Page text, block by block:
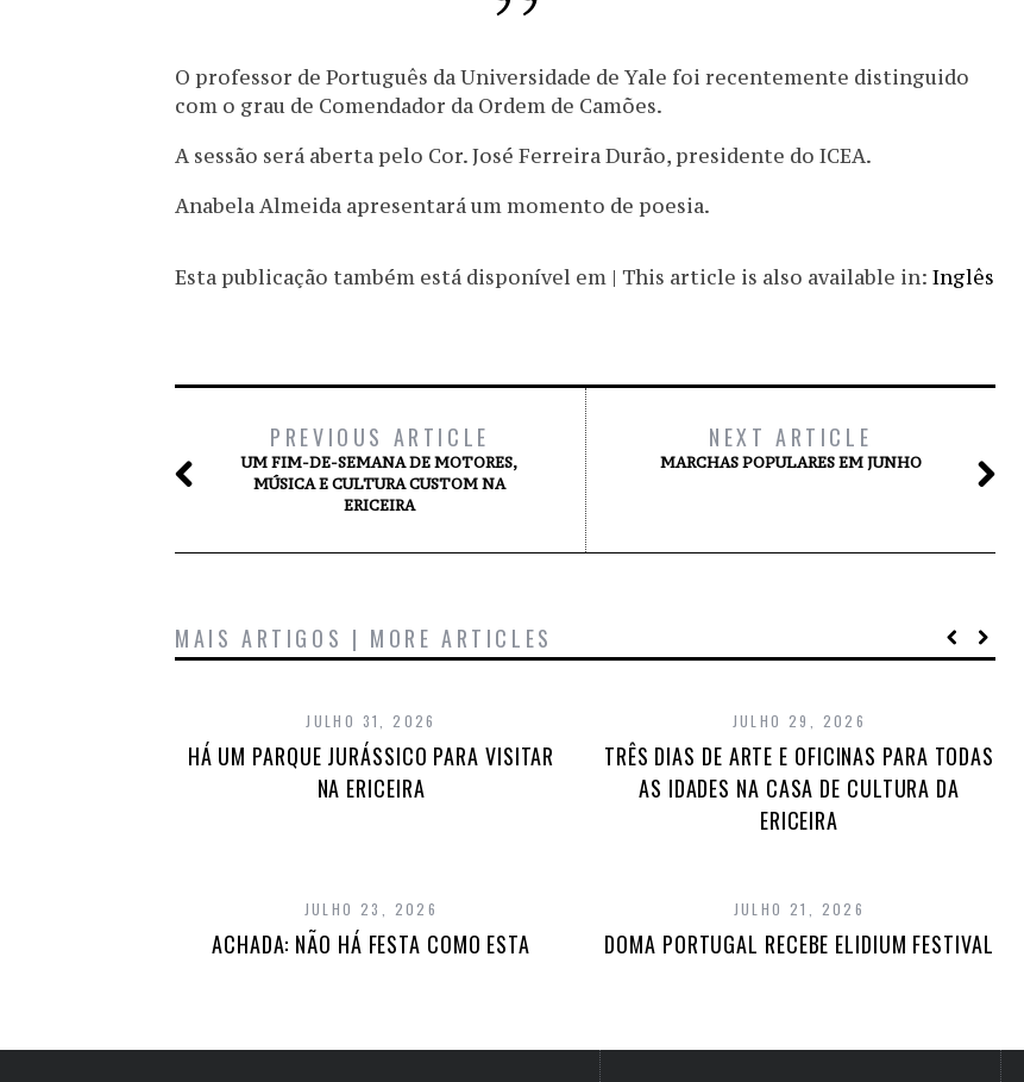
O professor de Português da Universidade de Yale foi recentemente distinguido
com o grau de Comendador da Ordem de Camões.
A sessão será aberta pelo Cor. José Ferreira Durão, presidente do ICEA.
Anabela Almeida apresentará um momento de poesia.
Esta publicação também está disponível em | This article is also available in: Inglês
PREVIOUS ARTICLE
UM FIM-DE-SEMANA DE MOTORES,
MÚSICA E CULTURA CUSTOM NA
ERICEIRA
NEXT ARTICLE
MARCHAS POPULARES EM JUNHO
MAIS ARTIGOS | MORE ARTICLES
JULHO 31, 2026
HÁ UM PARQUE JURÁSSICO PARA VISITAR
NA ERICEIRA
JULHO 29, 2026
TRÊS DIAS DE ARTE E OFICINAS PARA TODAS
AS IDADES NA CASA DE CULTURA DA
ERICEIRA
JULHO 23, 2026
ACHADA: NÃO HÁ FESTA COMO ESTA
JULHO 21, 2026
DOMA PORTUGAL RECEBE ELIDIUM FESTIVAL